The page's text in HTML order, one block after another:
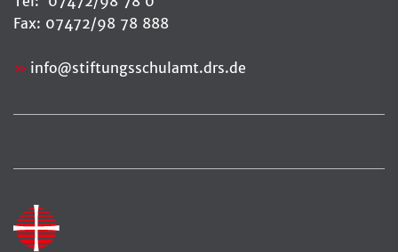
Fax: 07472/98 78 888
info@stiftungsschulamt.drs.de